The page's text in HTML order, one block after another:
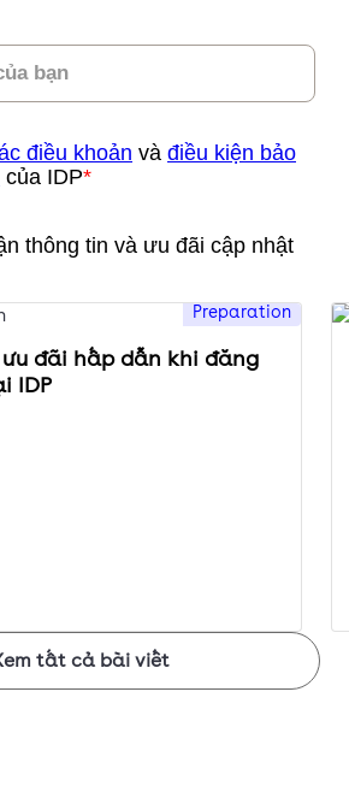
tất cả bài viết
Preparation
đãi hấp dẫn khi đăng
IDP